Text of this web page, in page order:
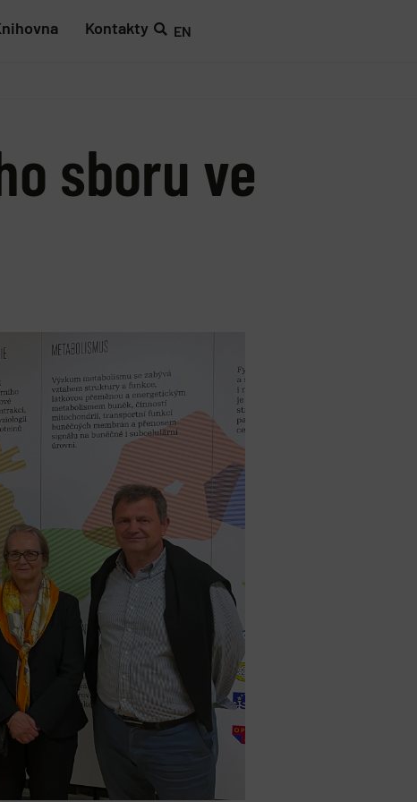
Kontakty EN
sboru ve